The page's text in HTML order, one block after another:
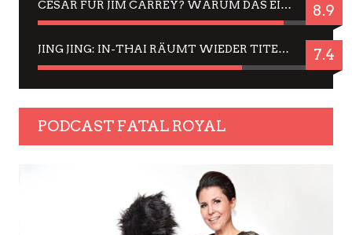
CÉSAR FÜR JIM CARREY? WARUM DAS EINER DER NERVIGSTEN ACTORS IST UND BLEIBT 8.9
JING JING: IN-THAI RÄUMT WIEDER TITEL AB – EIN ZWEI-STUNDEN-ERLEBNISBERICHT 7.4
PODCAST FATAL ROYAL